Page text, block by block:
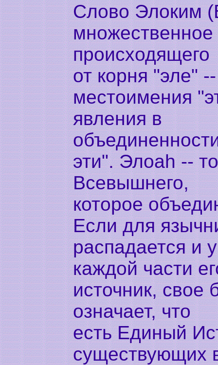
Слово Элоким
происходящего
от корня "эле"
местоимения
явления в
эти". Элоаh --
Всевышнего,
которое
Если для
распадается и у
каждой части
источник, свое
означает, что
есть Единый
существующих